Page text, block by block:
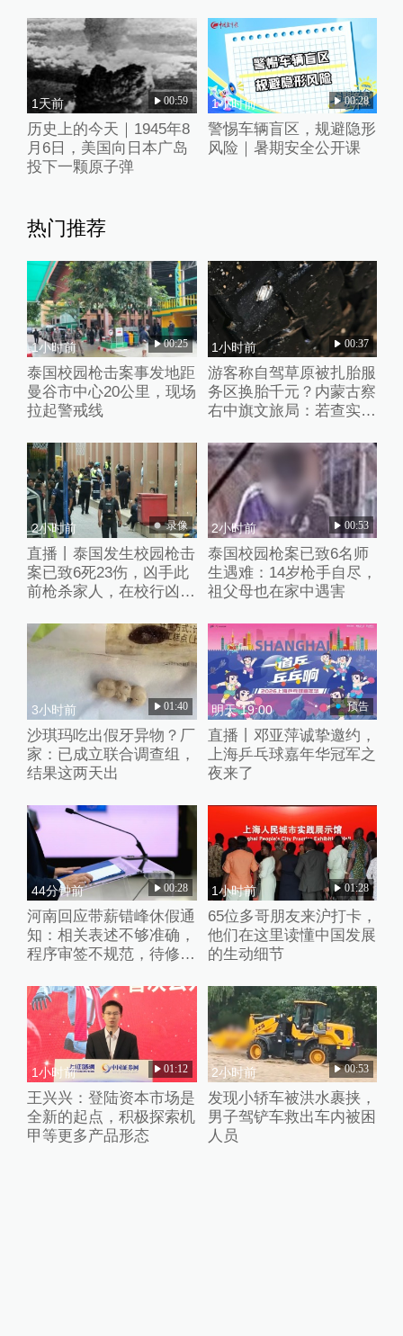
1天前 00:59
历史上的今天｜1945年8
月6日，美国向日本广岛
投下一颗原子弹
1小时前 00:28
警惕车辆盲区，规避隐形
风险｜暑期安全公开课
热门推荐
1小时前 00:25
泰国校园枪击案事发地距
曼谷市中心20公里，现场
拉起警戒线
1小时前 00:37
游客称自驾草原被扎胎服
务区换胎千元？内蒙古察
右中旗文旅局：若查实人
2小时前 录像
直播丨泰国发生校园枪击
案已致6死23伤，凶手此
前枪杀家人，在校行凶后
2小时前 00:53
泰国校园枪案已致6名师
生遇难：14岁枪手自尽，
祖父母也在家中遇害
3小时前 01:40
沙琪玛吃出假牙异物？厂
家：已成立联合调查组，
结果这两天出
明天 19:00 预告
直播丨邓亚萍诚挚邀约，
上海乒乓球嘉年华冠军之
夜来了
44分钟前 00:28
河南回应带薪错峰休假通
知：相关表述不够准确，
程序审签不规范，待修改
1小时前 01:28
65位多哥朋友来沪打卡，
他们在这里读懂中国发展
的生动细节
1小时前 01:12
王兴兴：登陆资本市场是
全新的起点，积极探索机
甲等更多产品形态
2小时前 00:53
发现小轿车被洪水裹挟，
男子驾铲车救出车内被困
人员